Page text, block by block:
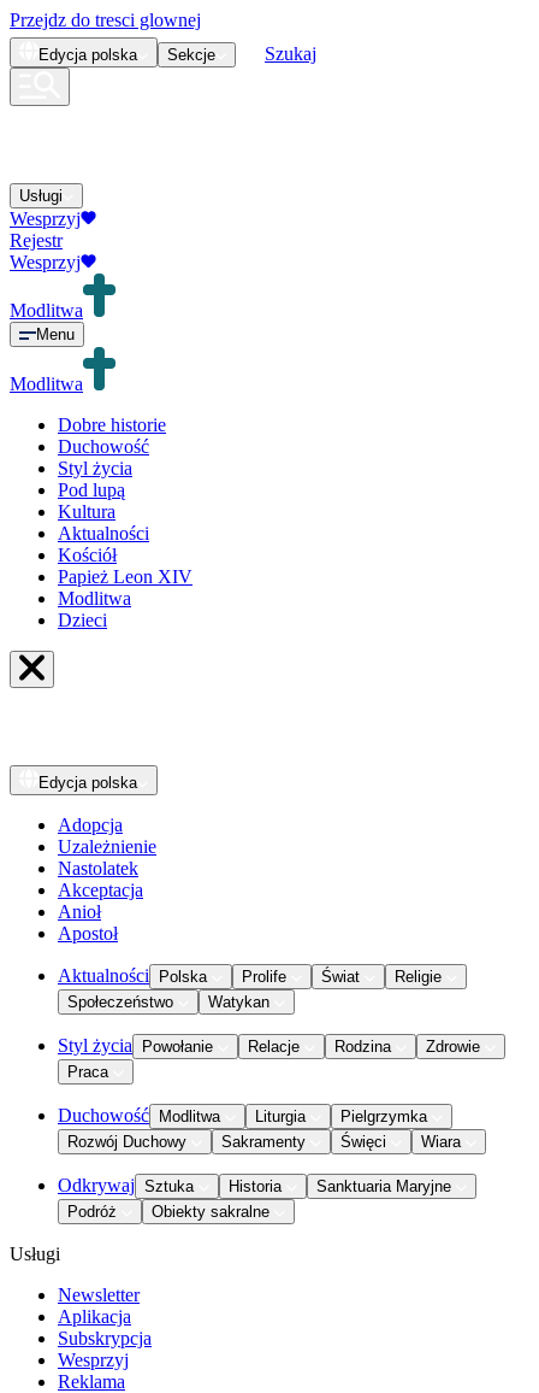
Przejdz do tresci glownej
Edycja polska Sekcje Szukaj
Usługi
Wesprzyj
Rejestr
Wesprzyj
Modlitwa
Menu
Modlitwa
Dobre historie
Duchowość
Styl życia
Pod lupą
Kultura
Aktualności
Kościół
Papież Leon XIV
Modlitwa
Dzieci
Edycja polska
Adopcja
Uzależnienie
Nastolatek
Akceptacja
Anioł
Apostoł
Aktualności Polska Prolife Świat
Religie
Społeczeństwo
Watykan
Styl życia Powołanie Relacje Rodzina
Zdrowie
Praca
Duchowość Modlitwa Liturgia
Pielgrzymka
Rozwój Duchowy
Sakramenty Święci Wiara
Odkrywaj Sztuka Historia
Sanktuaria Maryjne
Podróż
Obiekty sakralne
Usługi
Newsletter
Aplikacja
Subskrypcja
Wesprzyj
Reklama